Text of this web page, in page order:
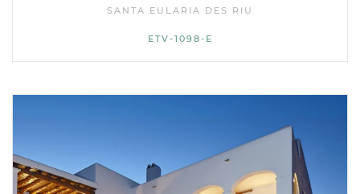
SANTA EULARIA DES RIU
ETV-1098-E